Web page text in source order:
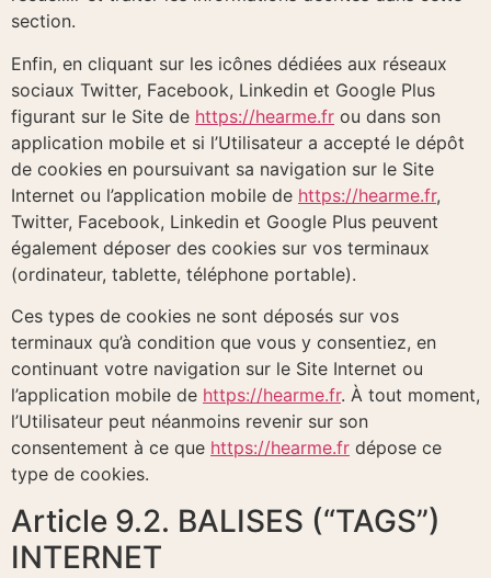
section.
Enfin, en cliquant sur les icônes dédiées aux réseaux
sociaux Twitter, Facebook, Linkedin et Google Plus
figurant sur le Site de https://hearme.fr ou dans son
application mobile et si l’Utilisateur a accepté le dépôt
de cookies en poursuivant sa navigation sur le Site
Internet ou l’application mobile de https://hearme.fr,
Twitter, Facebook, Linkedin et Google Plus peuvent
également déposer des cookies sur vos terminaux
(ordinateur, tablette, téléphone portable).
Ces types de cookies ne sont déposés sur vos
terminaux qu’à condition que vous y consentiez, en
continuant votre navigation sur le Site Internet ou
l’application mobile de https://hearme.fr. À tout moment,
l’Utilisateur peut néanmoins revenir sur son
consentement à ce que https://hearme.fr dépose ce
type de cookies.
Article 9.2. BALISES (“TAGS”)
INTERNET